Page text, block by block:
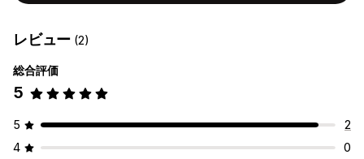
レビュー (2)
総合評価
5
5
2
4
0